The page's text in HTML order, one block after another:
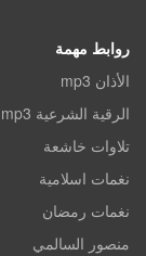
روابط مهمة
الأذان mp3
الرقية الشرعية mp3
تلاوات خاشعة
نغمات اسلامية
نغمات رمضان
منصور السالمي